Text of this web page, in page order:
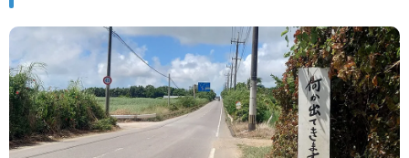
號」藏玄機
國家隊戰績！投資報酬率飆81％ 台積
電一檔狂賺76億
賴清德「總統級嘲諷」嗆爆盧秀燕！8年
總帳一次掀翻
70歲姜厚任攜小2輪女友現身！交往原因